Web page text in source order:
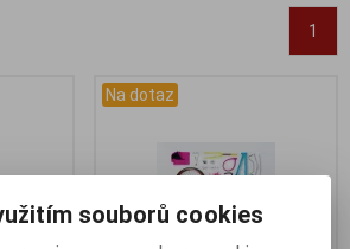
1
Na dotaz
souborů cookies